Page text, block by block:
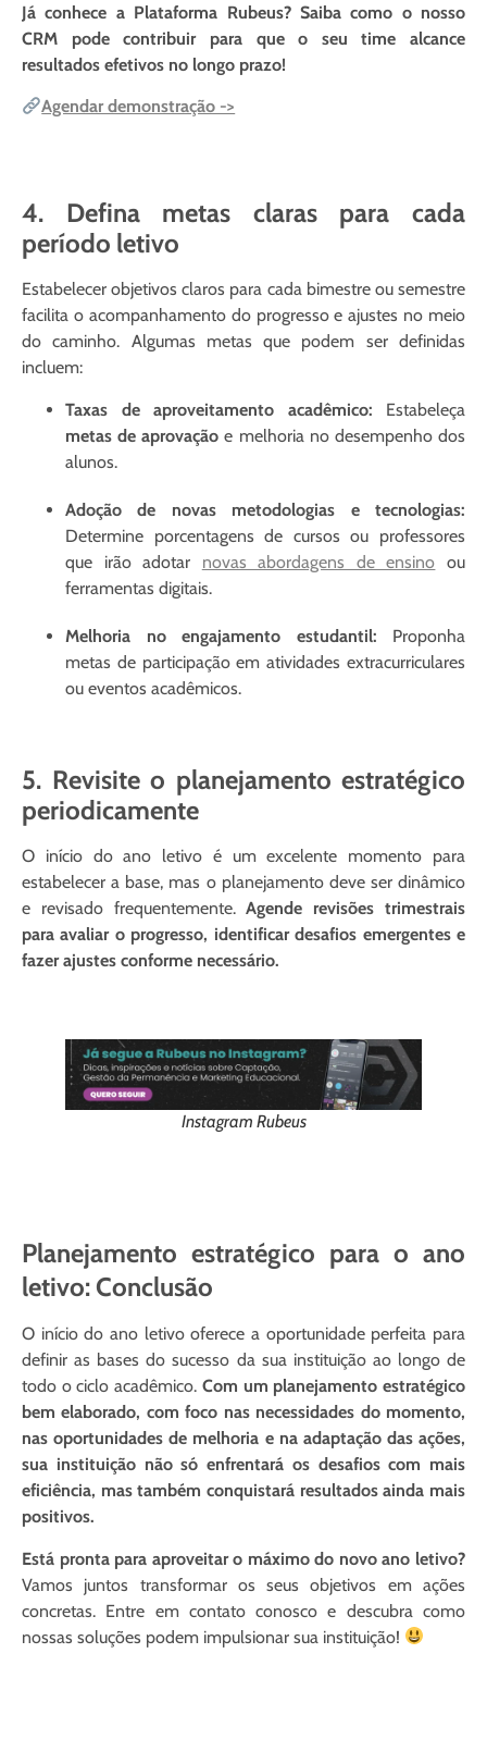
Já conhece a Plataforma Rubeus? Saiba como o nosso
CRM pode contribuir para que o seu time alcance
resultados efetivos no longo prazo!
Agendar demonstração ->
4. Defina metas claras para cada
período letivo
Estabelecer objetivos claros para cada bimestre ou semestre
facilita o acompanhamento do progresso e ajustes no meio
do caminho. Algumas metas que podem ser definidas
incluem:
Taxas de aproveitamento acadêmico: Estabeleça
metas de aprovação e melhoria no desempenho dos
alunos.
Adoção de novas metodologias e tecnologias:
Determine porcentagens de cursos ou professores
que irão adotar novas abordagens de ensino ou
ferramentas digitais.
Melhoria no engajamento estudantil: Proponha
metas de participação em atividades extracurriculares
ou eventos acadêmicos.
5. Revisite o planejamento estratégico
periodicamente
O início do ano letivo é um excelente momento para
estabelecer a base, mas o planejamento deve ser dinâmico
e revisado frequentemente.Agende revisões trimestrais
para avaliar o progresso, identificar desafios emergentes e
fazer ajustes conforme necessário.
Instagram Rubeus
Planejamento estratégico para o ano
letivo:Conclusão
O início do ano letivo oferece a oportunidade perfeita para
definir as bases do sucesso da sua instituição ao longo de
todo o ciclo acadêmico. Com um planejamento estratégico
bem elaborado, com foco nas necessidades do momento,
nas oportunidades de melhoria e na adaptação das ações,
sua instituição não só enfrentará os desafios com mais
eficiência, mas também conquistará resultados ainda mais
positivos.
Está pronta para aproveitar o máximo do novo ano letivo?
Vamos juntos transformar os seus objetivos em ações
concretas. Entre em contato conosco e descubra como
nossas soluções podem impulsionar sua instituição!